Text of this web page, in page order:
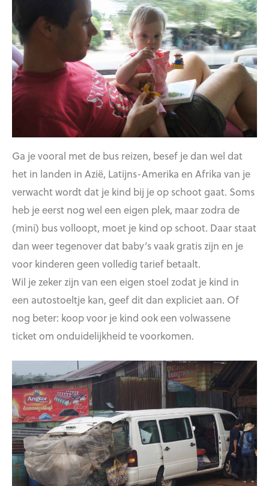
Ga je vooral met de bus reizen, besef je dan wel dat
het in landen in Azië, Latijns-Amerika en Afrika van je
verwacht wordt dat je kind bij je op schoot gaat. Soms
heb je eerst nog wel een eigen plek, maar zodra de
(mini) bus volloopt, moet je kind op schoot. Daar staat
dan weer tegenover dat baby’s vaak gratis zijn en je
voor kinderen geen volledig tarief betaalt.
Wil je zeker zijn van een eigen stoel zodat je kind in
een autostoeltje kan, geef dit dan expliciet aan. Of
nog beter: koop voor je kind ook een volwassene
ticket om onduidelijkheid te voorkomen.